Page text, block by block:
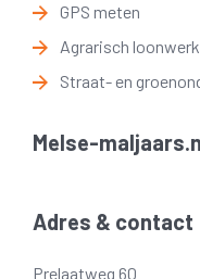
GPS meten
Agrarisch loonwerk
Straat- en
Melse-
Adres & contact
Prelaatweg 60